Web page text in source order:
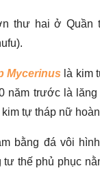
thư hai ở Quần
Mycerinus là kim
năm trước là
tự tháp nữ
bằng đá vôi
thế phủ phục